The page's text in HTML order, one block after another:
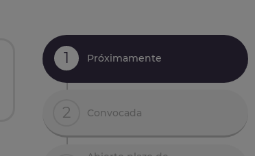
1 Próximamente
2 Convocada